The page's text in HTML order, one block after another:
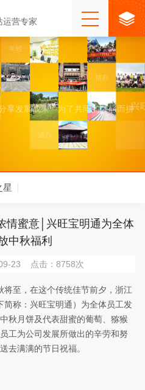
运营专家
享发展成果 · 为了共同的梦想而拼
星
情蜜意│兴旺宝明通为全体
中秋福利
23 点击：8758次
至，在这个传统佳节前夕，浙江
简称：兴旺宝明通）为全体员工发
秋月饼及代表甜蜜的葡萄、猕猴
工为公司发展所做出的辛劳和努
去满满的节日祝福。